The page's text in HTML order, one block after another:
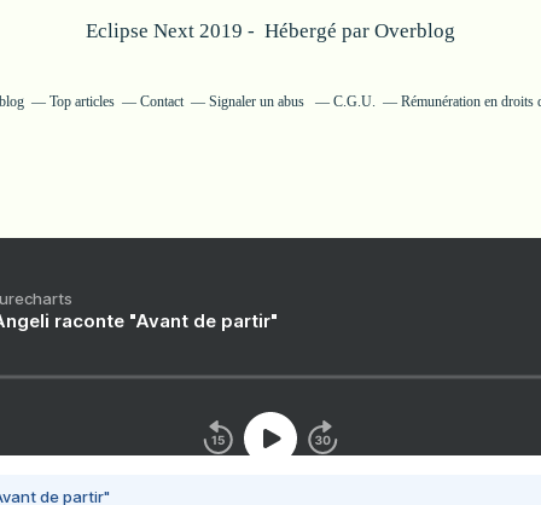
Eclipse Next 2019 - Hébergé par Overblog
Top articles Contact Signaler un abus C.G.U. Rémunération en droits
raconte "Avant de partir"
de partir"